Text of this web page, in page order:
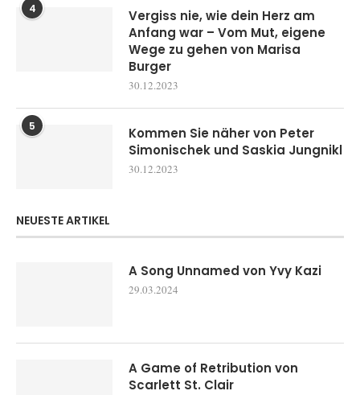
4
Vergiss nie, wie dein Herz am
Anfang war – Vom Mut, eigene
Wege zu gehen von Marisa
Burger
30.12.2023
5
Kommen Sie näher von Peter
Simonischek und Saskia Jungnikl
30.12.2023
NEUESTE ARTIKEL
A Song Unnamed von Yvy Kazi
29.03.2024
A Game of Retribution von
Scarlett St. Clair